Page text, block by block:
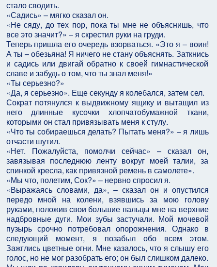
стало сводить.
«Садись» – мягко сказал он.
«Не сяду, до тех пор, пока ты мне не объяснишь, что
все это значит?» – я скрестил руки на груди.
Теперь пришла его очередь взорваться. «Это я – воин!
А ты – обезьяна! Я ничего не стану объяснять. Заткнись
и садись или двигай обратно к своей гимнастической
славе и забудь о том, что ты знал меня!»
«Ты серьезно?»
«Да, я серьезно». Еще секунду я колебался, затем сел.
Сократ потянулся к выдвижному ящику и вытащил из
него длинные кусочки хлопчатобумажной ткани,
которыми он стал привязывать меня к стулу.
«Что ты собираешься делать? Пытать меня?» – я лишь
отчасти шутил.
«Нет. Пожалуйста, помолчи сейчас» – сказал он,
завязывая последнюю ленту вокруг моей талии, за
спинкой кресла, как привязной ремень в самолете».
«Мы что, полетим, Сок?» – нервно спросил я.
«Выражаясь словами, да», – сказал он и опустился
передо мной на колени, взявшись за мою голову
руками, положив свои большие пальцы мне на верхние
надбровные дуги. Мои зубы застучали. Мой мочевой
пузырь срочно потребовал опорожнения. Однако в
следующий момент, я позабыл обо всем этом.
Зажглись цветные огни. Мне казалось, что я слышу его
голос, но не мог разобрать его; он был слишком далеко.